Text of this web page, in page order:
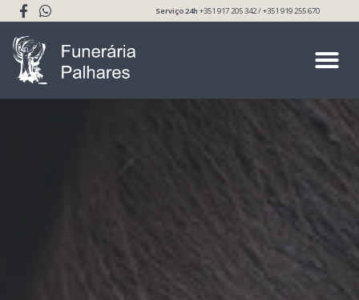
Serviço 24h+351 917 205 342 / +351 919 255 670